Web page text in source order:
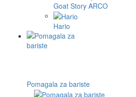
Goat Story ARCO
Hario
Pomagala za bariste